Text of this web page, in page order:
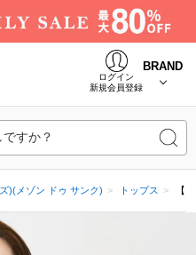
ログイン
新規会員登録
BRAND
すか？
)(メゾン ドゥ サンク) トップス 【